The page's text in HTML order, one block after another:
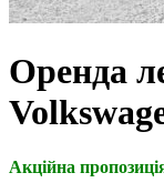
Оренда
Акційна